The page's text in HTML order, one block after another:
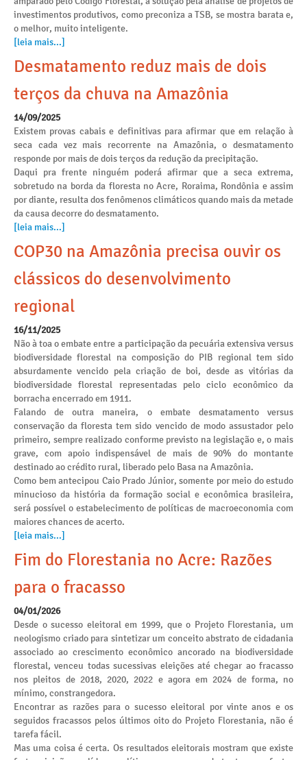
investimentos produtivos, como preconiza a TSB, se mostra barata e,
o melhor, muito inteligente.
[leia mais...]
Desmatamento reduz mais de dois
terços da chuva na Amazônia
14/09/2025
Existem provas cabais e definitivas para afirmar que em relação à
seca cada vez mais recorrente na Amazônia, o desmatamento
responde por mais de dois terços da redução da precipitação.
Daqui pra frente ninguém poderá afirmar que a seca extrema,
sobretudo na borda da floresta no Acre, Roraima, Rondônia e assim
por diante, resulta dos fenômenos climáticos quando mais da metade
da causa decorre do desmatamento.
[leia mais...]
COP30 na Amazônia precisa ouvir os
clássicos do desenvolvimento
regional
16/11/2025
Não à toa o embate entre a participação da pecuária extensiva versus
biodiversidade florestal na composição do PIB regional tem sido
absurdamente vencido pela criação de boi, desde as vitórias da
biodiversidade florestal representadas pelo ciclo econômico da
borracha encerrado em 1911.
Falando de outra maneira, o embate desmatamento versus
conservação da floresta tem sido vencido de modo assustador pelo
primeiro, sempre realizado conforme previsto na legislação e, o mais
grave, com apoio indispensável de mais de 90% do montante
destinado ao crédito rural, liberado pelo Basa na Amazônia.
Como bem antecipou Caio Prado Júnior, somente por meio do estudo
minucioso da história da formação social e econômica brasileira,
será possível o estabelecimento de políticas de macroeconomia com
maiores chances de acerto.
[leia mais...]
Fim do Florestania no Acre: Razões
para o fracasso
04/01/2026
Desde o sucesso eleitoral em 1999, que o Projeto Florestania, um
neologismo criado para sintetizar um conceito abstrato de cidadania
associado ao crescimento econômico ancorado na biodiversidade
florestal, venceu todas sucessivas eleições até chegar ao fracasso
nos pleitos de 2018, 2020, 2022 e agora em 2024 de forma, no
mínimo, constrangedora.
Encontrar as razões para o sucesso eleitoral por vinte anos e os
seguidos fracassos pelos últimos oito do Projeto Florestania, não é
tarefa fácil.
Mas uma coisa é certa. Os resultados eleitorais mostram que existe